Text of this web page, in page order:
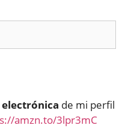
electrónica de mi perfil
amzn.to/3lpr3mC